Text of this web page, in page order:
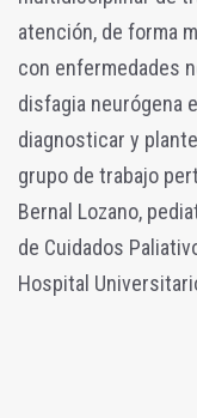
atención, de forma
con enfermedades
disfagia neurógena
diagnosticar y
grupo de trabajo
Bernal Lozano,
de Cuidados
Hospital